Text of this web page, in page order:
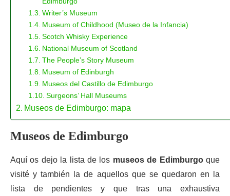
Writer’s Museum
Museum of Childhood (Museo de la Infancia)
Scotch Whisky Experience
National Museum of Scotland
The People’s Story Museum
Museum of Edinburgh
Museos del Castillo de Edimburgo
Surgeons’ Hall Museums
Museos de Edimburgo: mapa
Museos de Edimburgo
Aquí os dejo la lista de los museos de Edimburgoque
visité y también la de aquellos que se quedaron en la
lista de pendientes y que tras una exhaustiva